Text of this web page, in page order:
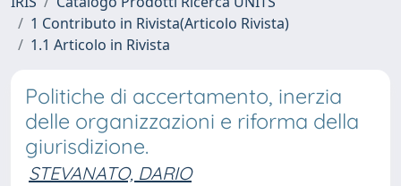
1 Contributo in Rivista(Articolo Rivista)
1.1 Articolo in Rivista
Politiche di accertamento, inerzia
delle organizzazioni e riforma della
giurisdizione.
STEVANATO, DARIO